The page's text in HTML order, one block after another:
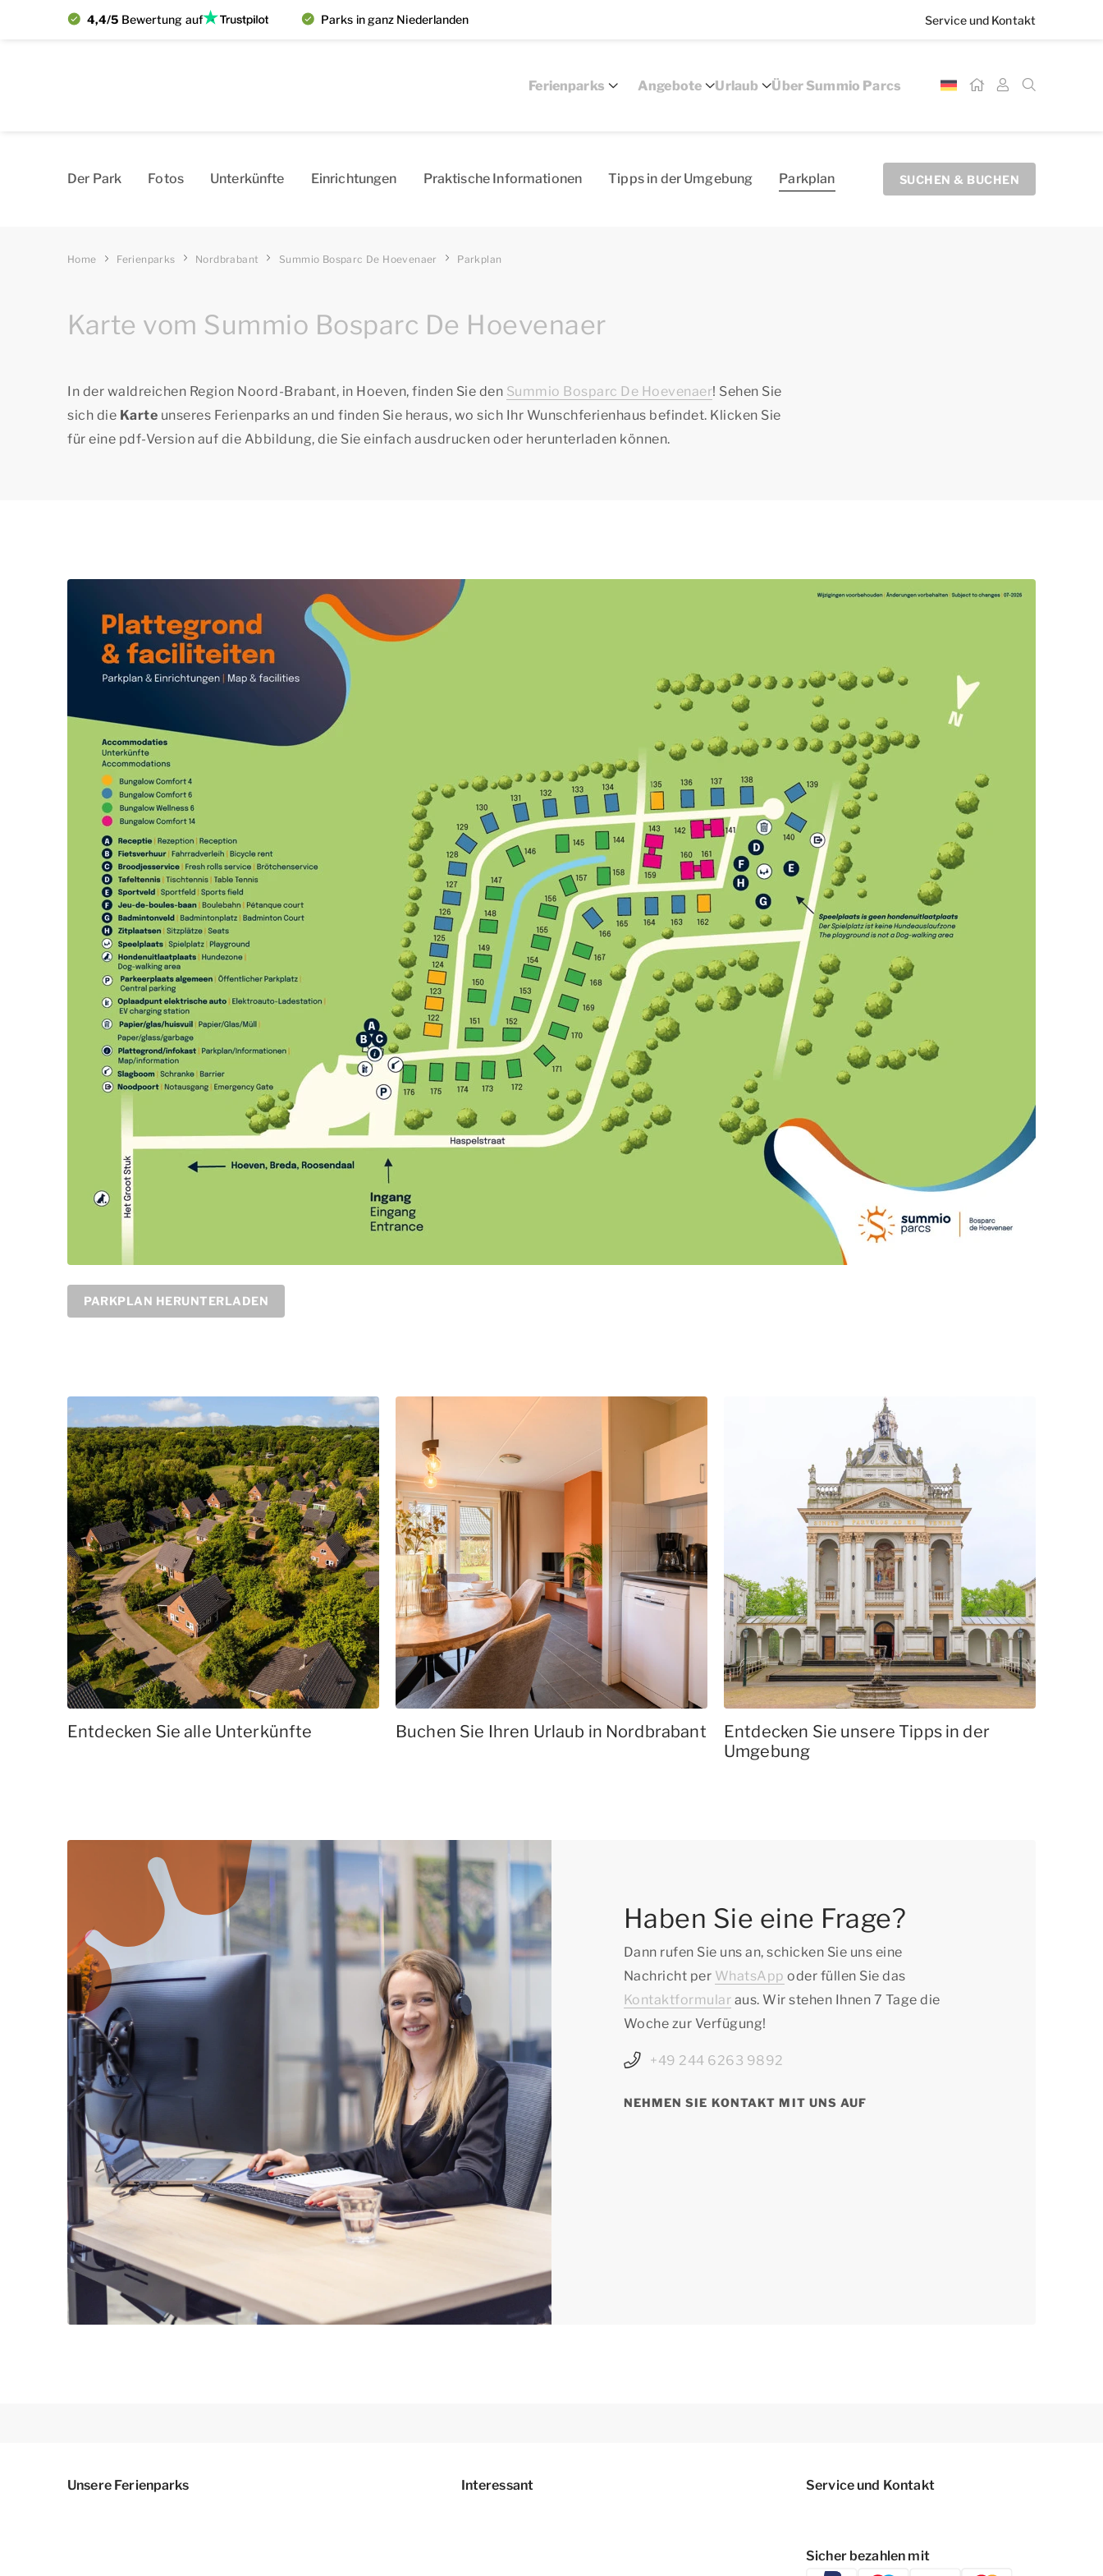
4,4/5 Bewertung auf Parks in ganz Niederlanden Service und Kontakt
Ferienparks Angebote Urlaub Über Summio Parcs
Der Park Fotos Un­­te­r­k­ün­­fte Einrichtungen Pra­kti­sch­e I­nfo­rma­tio­nen Tip­ps ­in ­der­ Um­geb­ung Parkplan SUCHEN & BUCHEN
Home Ferienparks Nordbrabant Summio Bosparc De Hoevenaer Parkplan
Karte vom Summio Bosparc De Hoevenaer
In der waldreichen Region Noord-Brabant, in Hoeven, finden Sie den Summio Bosparc De Hoevenaer! Sehen Sie
sich die Karte unseres Ferienparks an und finden Sie heraus, wo sich Ihr Wunschferienhaus befindet. Klicken Sie
für eine pdf-Version auf die Abbildung, die Sie einfach ausdrucken oder herunterladen können.
PARKPLAN HERUNTERLADEN
Entdecken Sie alle Unterkünfte Buchen Sie Ihren Urlaub in Nordbrabant
Entdecken Sie unsere Tipps in der
Umgebung
Haben Sie eine Frage?
Dann rufen Sie uns an, schicken Sie uns eine
Nachricht per WhatsApp oder füllen Sie das
Kontaktformular aus. Wir stehen Ihnen 7 Tage die
Woche zur Verfügung!
+49 244 6263 9892
NEHMEN SIE KONTAKT MIT UNS AUF
Unsere Ferienparks Interessant Service und Kontakt
Sicher bezahlen mit